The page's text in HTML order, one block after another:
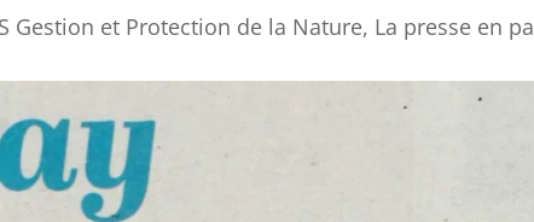
Gestion et Protection de la Nature, La presse en